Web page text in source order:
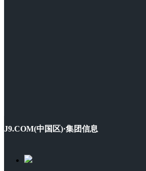
J9.COM(中国区)·集团信息